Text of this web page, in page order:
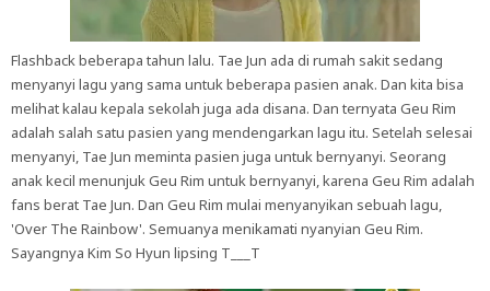
Flashback beberapa tahun lalu. Tae Jun ada di rumah sakit sedang
menyanyi lagu yang sama untuk beberapa pasien anak. Dan kita bisa
melihat kalau kepala sekolah juga ada disana. Dan ternyata Geu Rim
adalah salah satu pasien yang mendengarkan lagu itu. Setelah selesai
menyanyi, Tae Jun meminta pasien juga untuk bernyanyi. Seorang
anak kecil menunjuk Geu Rim untuk bernyanyi, karena Geu Rim adalah
fans berat Tae Jun. Dan Geu Rim mulai menyanyikan sebuah lagu,
'Over The Rainbow'. Semuanya menikamati nyanyian Geu Rim.
Sayangnya Kim So Hyun lipsing T___T